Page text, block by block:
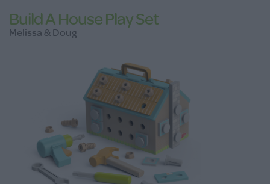
Build A House Play Set
Melissa & Doug